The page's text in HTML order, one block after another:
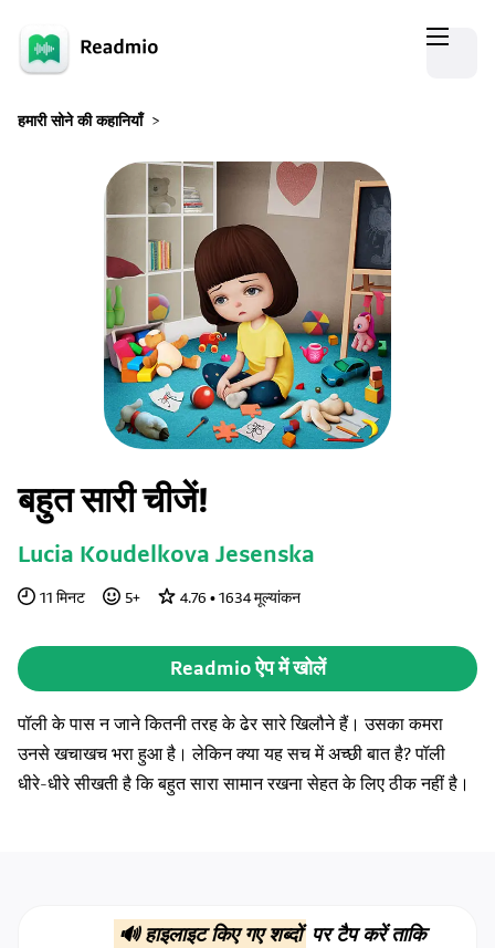
हमारी सोने की कहानियाँ >
बहुत सारी चीजें!
Lucia Koudelkova Jesenska
11 मिनट 5+ 4.76 • 1634मूल्यांकन
Readmio ऐप में खोलें
पॉली के पास न जाने कितनी तरह के ढेर सारे खिलौने हैं। उसका कमरा
उनसे खचाखच भरा हुआ है। लेकिन क्या यह सच में अच्छी बात है? पॉली
धीरे-धीरे सीखती है कि बहुत सारा सामान रखना सेहत के लिए ठीक नहीं है।
🔊 हाइलाइट किए गए शब्दोंपर टैप करें ताकि